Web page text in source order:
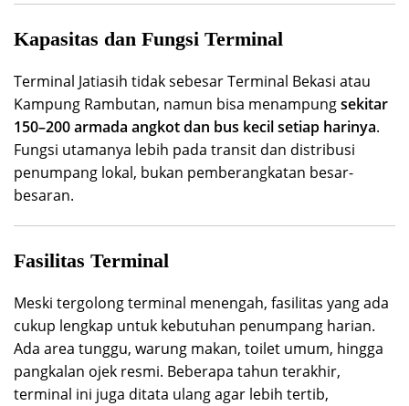
Kapasitas dan Fungsi Terminal
Terminal Jatiasih tidak sebesar Terminal Bekasi atau
Kampung Rambutan, namun bisa menampungsekitar
150–200 armada angkot dan bus kecil setiap harinya.
Fungsi utamanya lebih pada transit dan distribusi
penumpang lokal, bukan pemberangkatan besar-
besaran.
Fasilitas Terminal
Meski tergolong terminal menengah, fasilitas yang ada
cukup lengkap untuk kebutuhan penumpang harian.
Ada area tunggu, warung makan, toilet umum, hingga
pangkalan ojek resmi. Beberapa tahun terakhir,
terminal ini juga ditata ulang agar lebih tertib,